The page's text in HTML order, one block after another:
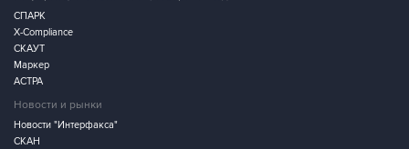
СПАРК
X-Compliance
СКАУТ
Маркер
АСТРА
Новости и рынки
Новости "Интерфакса"
СКАН